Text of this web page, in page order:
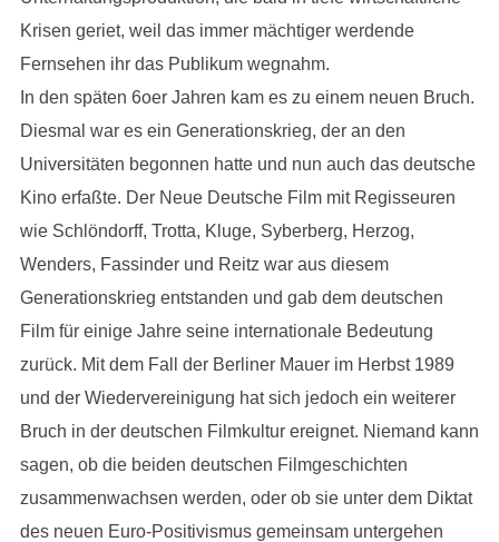
Krisen geriet, weil das immer mächtiger werdende
Fernsehen ihr das Publikum wegnahm.
In den späten 6oer Jahren kam es zu einem neuen Bruch.
Diesmal war es ein Generationskrieg, der an den
Universitäten begonnen hatte und nun auch das deutsche
Kino erfaßte. Der Neue Deutsche Film mit Regisseuren
wie Schlöndorff, Trotta, Kluge, Syberberg, Herzog,
Wenders, Fassinder und Reitz war aus diesem
Generationskrieg entstanden und gab dem deutschen
Film für einige Jahre seine internationale Bedeutung
zurück. Mit dem Fall der Berliner Mauer im Herbst 1989
und der Wiedervereinigung hat sich jedoch ein weiterer
Bruch in der deutschen Filmkultur ereignet. Niemand kann
sagen, ob die beiden deutschen Filmgeschichten
zusammenwachsen werden, oder ob sie unter dem Diktat
des neuen Euro-Positivismus gemeinsam untergehen